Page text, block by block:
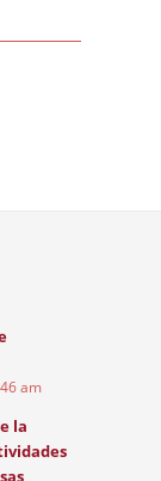
am
la